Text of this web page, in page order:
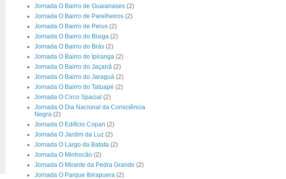
Jornada O Bairro de Guaianases (2)
Jornada O Bairro de Parelheiros (2)
Jornada O Bairro de Perus (2)
Jornada O Bairro do Bixiga (2)
Jornada O Bairro do Brás (2)
Jornada O Bairro do Ipiranga (2)
Jornada O Bairro do Jaçanã (2)
Jornada O Bairro do Jaraguá (2)
Jornada O Bairro do Tatuapé (2)
Jornada O Circo Spacial (2)
Jornada O Dia Nacional da Consciência
Negra (2)
Jornada O Edifício Copan (2)
Jornada O Jardim da Luz (2)
Jornada O Largo da Batata (2)
Jornada O Minhocão (2)
Jornada O Mirante da Pedra Grande (2)
Jornada O Parque Ibirapuera (2)